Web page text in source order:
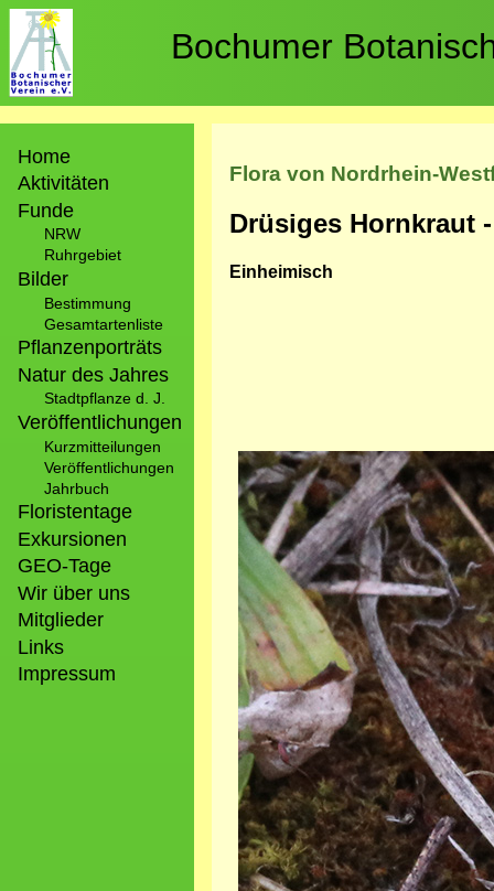
Direkt
zum
Inhalt
Bochumer
Home
Aktivitäten
Funde
NRW
Ruhrgebiet
Bilder
Bestimmung
Gesamtartenliste
Pflanzenporträts
Natur des Jahres
Stadtpflanze d. J.
Veröffentlichungen
Kurzmitteilungen
Veröffentlichungen
Jahrbuch
Floristentage
Exkursionen
GEO-Tage
Wir über uns
Mitglieder
Links
Impressum
Flora von Nordrhein-
Drüsiges Hornkraut
Einheimisch
Bild